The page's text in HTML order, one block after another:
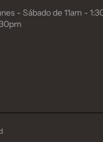
- Sábado‎ de 11am -